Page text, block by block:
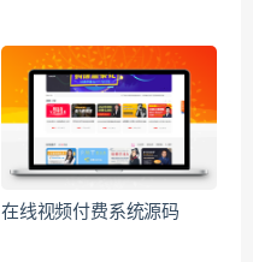
在线视频付费系统源码